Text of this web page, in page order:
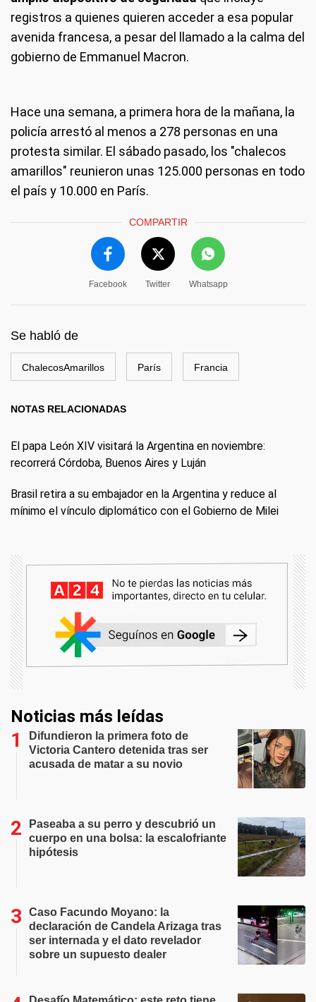
registros a quienes quieren acceder a esa popular
avenida francesa, a pesar del llamado a la calma del
gobierno de Emmanuel Macron.
Hace una semana, a primera hora de la mañana, la
policía arrestó al menos a 278 personas en una
protesta similar. El sábado pasado, los "chalecos
amarillos" reunieron unas 125.000 personas en todo
el país y 10.000 en París.
COMPARTIR
Facebook Twitter Whatsapp
Se habló de
ChalecosAmarillos París Francia
NOTAS RELACIONADAS
El papa León XIV visitará la Argentina en noviembre:
recorrerá Córdoba, Buenos Aires y Luján
Brasil retira a su embajador en la Argentina y reduce al
mínimo el vínculo diplomático con el Gobierno de Milei
Noticias más leídas
Difundieron la primera foto de
Victoria Cantero detenida tras ser
acusada de matar a su novio
Paseaba a su perro y descubrió un
cuerpo en una bolsa: la escalofriante
hipótesis
Caso Facundo Moyano: la
declaración de Candela Arizaga tras
ser internada y el dato revelador
sobre un supuesto dealer